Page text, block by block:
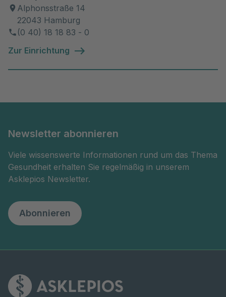
Alphonsstraße 14
22043 Hamburg
(0 40) 18 18 83 - 0
Zur Einrichtung
Newsletter abonnieren
Viele wissenswerte Informationen rund um das Thema
Gesundheit erhalten Sie regelmäßig in unserem
Asklepios Newsletter.
Abonnieren